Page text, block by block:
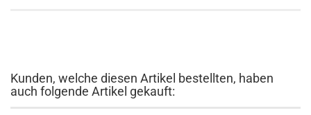
Kunden, welche diesen Artikel bestellten, haben
auch folgende Artikel gekauft: